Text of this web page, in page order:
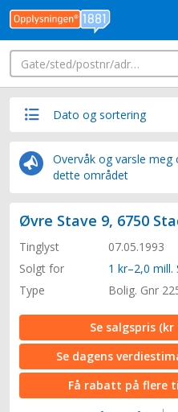
Søk
Dato og sortering
Overvåk og varsle meg
dette området
Øvre Stave 9, 6750
Tinglyst
07.05.1993
Solgt for
1 kr–2,0 mill.
Type
Bolig. Gnr
Se salgspris (kr
Se dagens
Få rabatt på flere